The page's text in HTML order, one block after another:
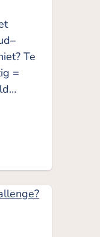
Te
=